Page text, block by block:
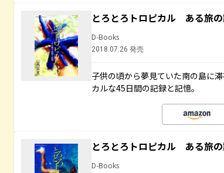
とろとろトロピカル ある旅
D-Books
2018.07.26 発売
子供の頃から夢見ていた南の島に
カルな45日間の記録と記憶。
とろとろトロピカル ある旅
D-Books